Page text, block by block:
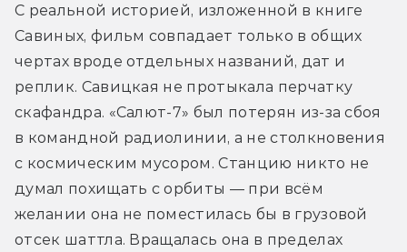
С реальной историей, изложенной в книге
Савиных, фильм совпадает только в общих
чертах вроде отдельных названий, дат и
реплик. Савицкая не протыкала перчатку
скафандра. «Салют-7» был потерян из-за сбоя
в командной радиолинии, а не столкновения
с космическим мусором. Станцию никто не
думал похищать с орбиты — при всём
желании она не поместилась бы в грузовой
отсек шаттла. Вращалась она в пределах